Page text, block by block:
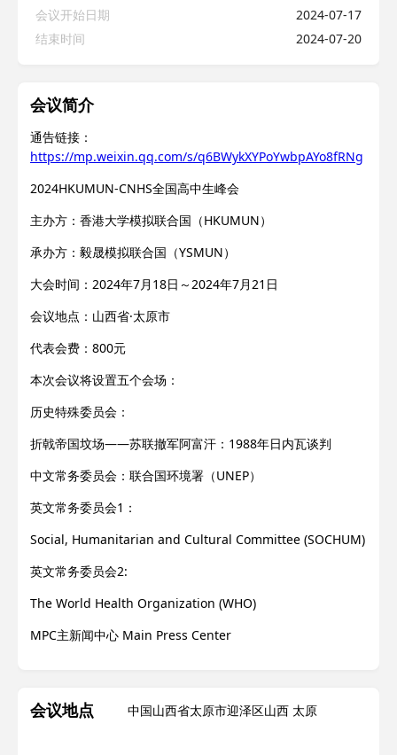
会议开始日期
2024-07-17
结束时间
2024-07-20
会议简介
通告链接：
https://mp.weixin.qq.com/s/q6BWykXYPoYwbpAYo8fRNg
2024HKUMUN-CNHS全国高中生峰会
主办方：香港大学模拟联合国（HKUMUN）
承办方：毅晟模拟联合国（YSMUN）
大会时间：2024年7月18日～2024年7月21日
会议地点：山西省·太原市
代表会费：800元
本次会议将设置五个会场：
历史特殊委员会：
折戟帝国坟场——苏联撤军阿富汗：1988年日内瓦谈判
中文常务委员会：联合国环境署（UNEP）
英文常务委员会1：
Social, Humanitarian and Cultural Committee (SOCHUM)
英文常务委员会2:
The World Health Organization (WHO)
MPC主新闻中心 Main Press Center
会议地点 中国山西省太原市迎泽区山西 太原